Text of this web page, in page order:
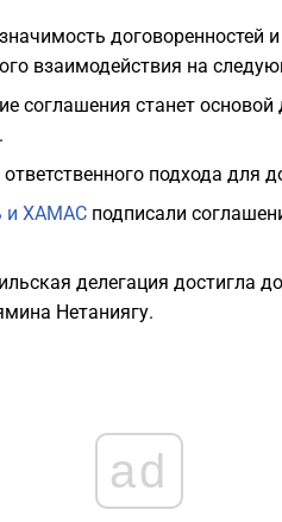
договоренностей
взаимодействия на
соглашения станет
подхода для
и ХАМАС подписали
делегация достигла
Нетаниягу.
ad